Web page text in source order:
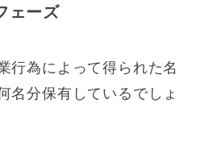
ェーズ
行為によって得られた名
名分保有しているでしょ